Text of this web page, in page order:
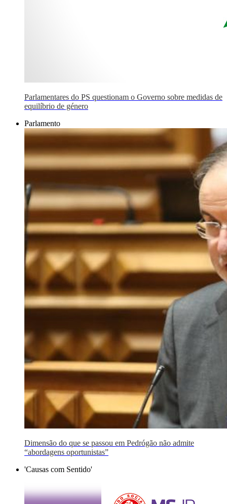
Parlamentares do PS questionam o Governo sobre medidas de
equilíbrio de género
Parlamento
Dimensão do que se passou em Pedrógão não admite
“abordagens oportunistas”
'Causas com Sentido'